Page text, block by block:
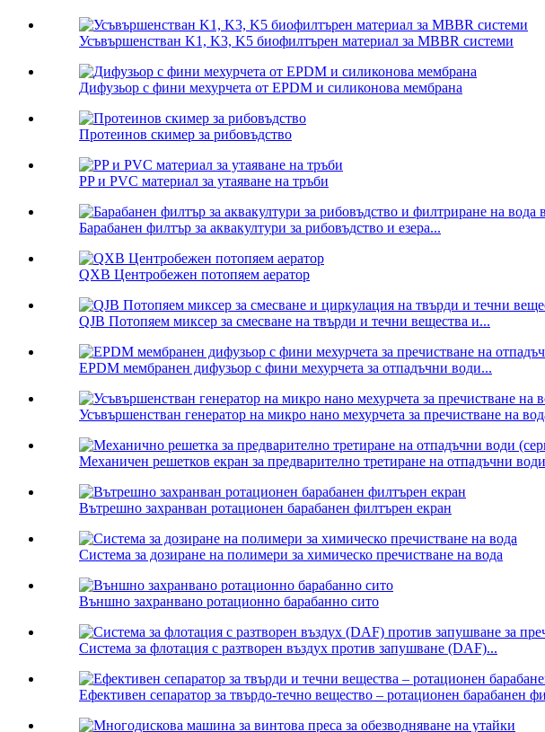
Усъвършенстван K1, K3, K5 биофилтърен материал за MBBR системи
Дифузьор с фини мехурчета от EPDM и силиконова мембрана
Протеинов скимер за рибовъдство
PP и PVC материал за утаяване на тръби
Барабанен филтър за аквакултури за рибовъдство и езера...
QXB Центробежен потопяем аератор
QJB Потопяем миксер за смесване на твърди и течни вещества и...
EPDM мембранен дифузьор с фини мехурчета за отпадъчни води...
Усъвършенстван генератор на микро нано мехурчета за пречистване на
Механичен решетков екран за предварително третиране на отпадъчни
Вътрешно захранван ротационен барабанен филтърен екран
Система за дозиране на полимери за химическо пречистване на вода
Външно захранвано ротационно барабанно сито
Система за флотация с разтворен въздух против запушване (DAF)...
Ефективен сепаратор за твърдо-течно вещество – ротационен барабанен